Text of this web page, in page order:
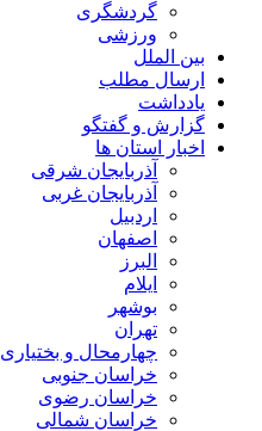
گردشگری
ورزشی
بین الملل
ارسال مطلب
یادداشت
گزارش و گفتگو
اخبار استان ها
آذربایجان شرقی
آذربایجان غربی
اردبیل
اصفهان
البرز
ایلام
بوشهر
تهران
چهارمحال و بختیاری
خراسان جنوبی
خراسان رضوی
خراسان شمالی